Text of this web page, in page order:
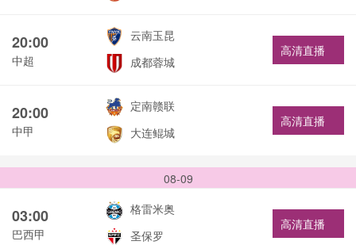
20:00
中超
云南玉昆
成都蓉城
高清直播
20:00
中甲
定南赣联
大连鲲城
高清直播
08-09
03:00
巴西甲
格雷米奥
圣保罗
高清直播